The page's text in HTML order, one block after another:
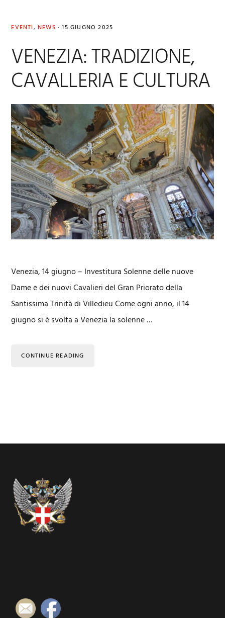
EVENTI, NEWS · 15 GIUGNO 2025
VENEZIA: TRADIZIONE,
CAVALLERIA E CULTURA
Venezia, 14 giugno – Investitura Solenne delle nuove
Dame e dei nuovi Cavalieri del Gran Priorato della
Santissima Trinità di Villedieu Come ogni anno, il 14
giugno si è svolta a Venezia la solenne …
CONTINUE READING
Footer